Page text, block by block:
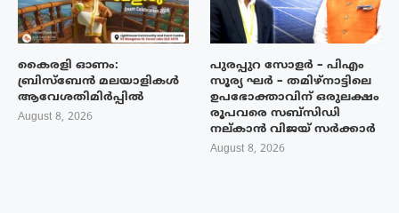
കൈരളി ഓണം:
ബ്രിസ്ബേൻ മലയാളികൾ
ആവേശതിമിർപ്പിൽ
August 8, 2026
പുരപ്പുറ സോളർ – പിഎം
സൂര്യ ഘർ – തമിഴ്നാട്ടിലെ
ഉപഭോക്താവിന് ഒരുലക്ഷം
രൂപവരെ സബ്സിഡി
നല്കാൻ വിജയ് സർക്കാർ
August 8, 2026